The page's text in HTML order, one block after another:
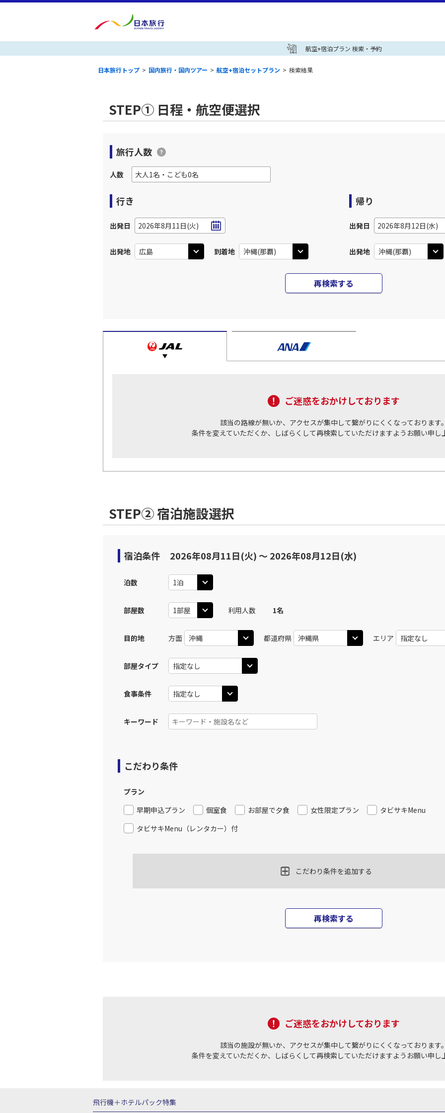
航空+宿泊プラン 検索・予約
日本旅行トップ > 国内旅行・国内ツアー > 航空+宿泊セットプラン > 検索結果
STEP① 日程・航空便選択
旅行人数
人数
行き
出発日 2026年8月11日(火)
出発地 到着地
帰り
出発日 2026年8月12日(水)
出発地
再検索する
ご迷惑をおかけしております
該当の路線が無いか、アクセスが集中して繋がりにくくなっております
条件を変えていただくか、しばらくして再検索していただけますようお願い申し
STEP② 宿泊施設選択
宿泊条件 2026年08月11日(火) 〜 2026年08月12日(水)
泊数
部屋数 利用人数 1名
目的地 方面 都道府県 エリア
部屋タイプ
食事条件
キーワード
こだわり条件
プラン
早期申込プラン
個室食 お部屋で夕食 女性限定プラン
タビサキMenu
タビサキMenu（レンタカー）付
こだわり条件を追加する
再検索する
ご迷惑をおかけしております
該当の施設が無いか、アクセスが集中して繋がりにくくなっております
条件を変えていただくか、しばらくして再検索していただけますようお願い申し
飛行機＋ホテルパック特集